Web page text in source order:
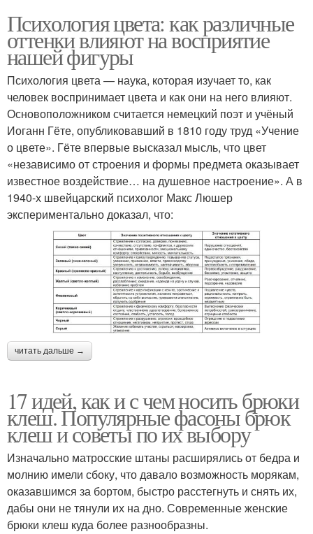
Психология цвета: как различные
оттенки влияют на восприятие
нашей фигуры
Психология цвета — наука, которая изучает то, как
человек воспринимает цвета и как они на него влияют.
Основоположником считается немецкий поэт и учёный
Иоганн Гёте, опубликовавший в 1810 году труд «Учение
о цвете». Гёте впервые высказал мысль, что цвет
«независимо от строения и формы предмета оказывает
известное воздействие… на душевное настроение». А в
1940-х швейцарский психолог Макс Люшер
экспериментально доказал, что:
читать дальше →
17 идей, как и с чем носить брюки
клеш. Популярные фасоны брюк
клеш и советы по их выбору
Изначально матросские штаны расширялись от бедра и
молнию имели сбоку, что давало возможность морякам,
оказавшимся за бортом, быстро расстегнуть и снять их,
дабы они не тянули их на дно. Современные женские
брюки клеш куда более разнообразны.